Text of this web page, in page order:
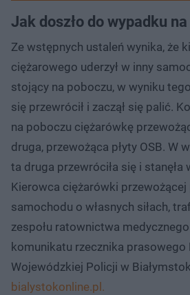
Jak doszło do wypadku na
Ze wstępnych ustaleń wynika, że
ciężarowego uderzył w inny
stojący na poboczu, w wyniku
się przewrócił i zaczął się palić.
na poboczu ciężarówkę
druga, przewożąca płyty OSB. W
ta druga przewróciła się i stanęła
Kierowca ciężarówki przewożącej
samochodu o własnych siłach,
zespołu ratownictwa
komunikatu rzecznika prasowego
Wojewódzkiej Policji w
bialystokonline.pl.